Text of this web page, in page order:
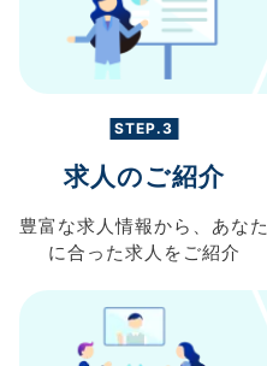
STEP.3
求人のご紹介
豊富な求人情報から、 あなた
に合った求人を ご紹介